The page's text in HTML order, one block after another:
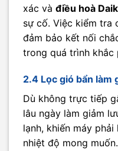
xác và điều hoà
sự cố. Việc kiểm tra
đảm bảo kết nối
trong quá trình khắc
2.4 Lọc gió bẩn làm
Dù không trực tiếp
lâu ngày làm giảm
lạnh, khiến máy
nhiệt độ mong